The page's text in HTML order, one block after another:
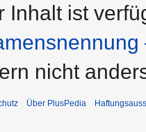
Inhalt ist
nicht
Über PlusPedia